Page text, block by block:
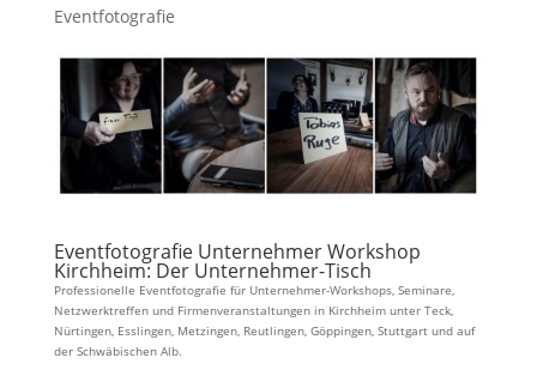
Eventfotografie
Eventfotografie Unternehmer Workshop
Kirchheim: Der Unternehmer-Tisch
Professionelle Eventfotografie für Unternehmer-Workshops, Seminare,
Netzwerktreffen und Firmenveranstaltungen in Kirchheim unter Teck,
Nürtingen, Esslingen, Metzingen, Reutlingen, Göppingen, Stuttgart und auf
der Schwäbischen Alb.